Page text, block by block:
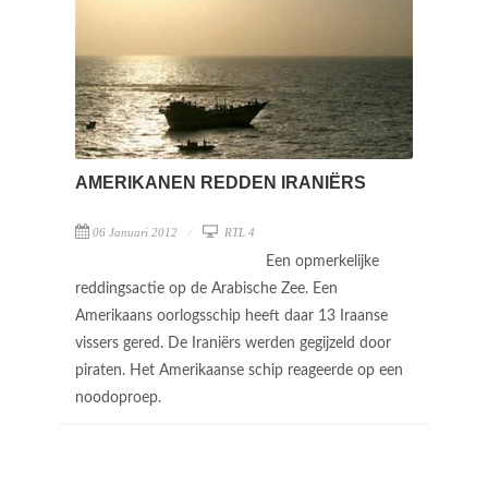
AMERIKANEN REDDEN IRANIËRS
06 Januari 2012 RTL 4
Een opmerkelijke
reddingsactie op de Arabische Zee. Een
Amerikaans oorlogsschip heeft daar 13 Iraanse
vissers gered. De Iraniërs werden gegijzeld door
piraten. Het Amerikaanse schip reageerde op een
noodoproep.